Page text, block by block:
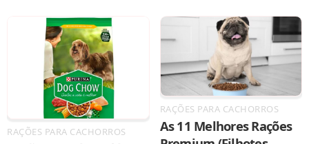
RAÇÕES PARA CACHORROS
RAÇÕES PARA CACHORROS
As 11 Melhores Rações